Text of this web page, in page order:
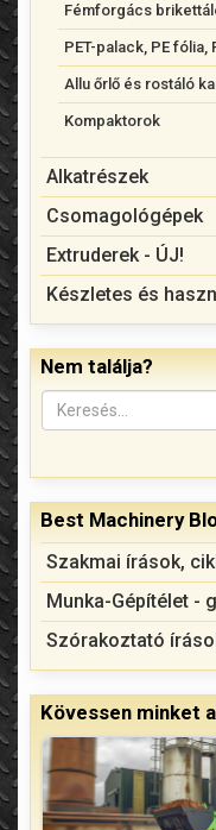
Fémforgács
PET-palack, PE
Allu őrlő és rostáló
Kompaktorok
Alkatrészek
Csomagológépek
Extruderek - ÚJ!
Készletes és
Nem találja?
Best Machinery
Szakmai írások,
Munka-Gépítélet -
Szórakoztató
Kövessen minket